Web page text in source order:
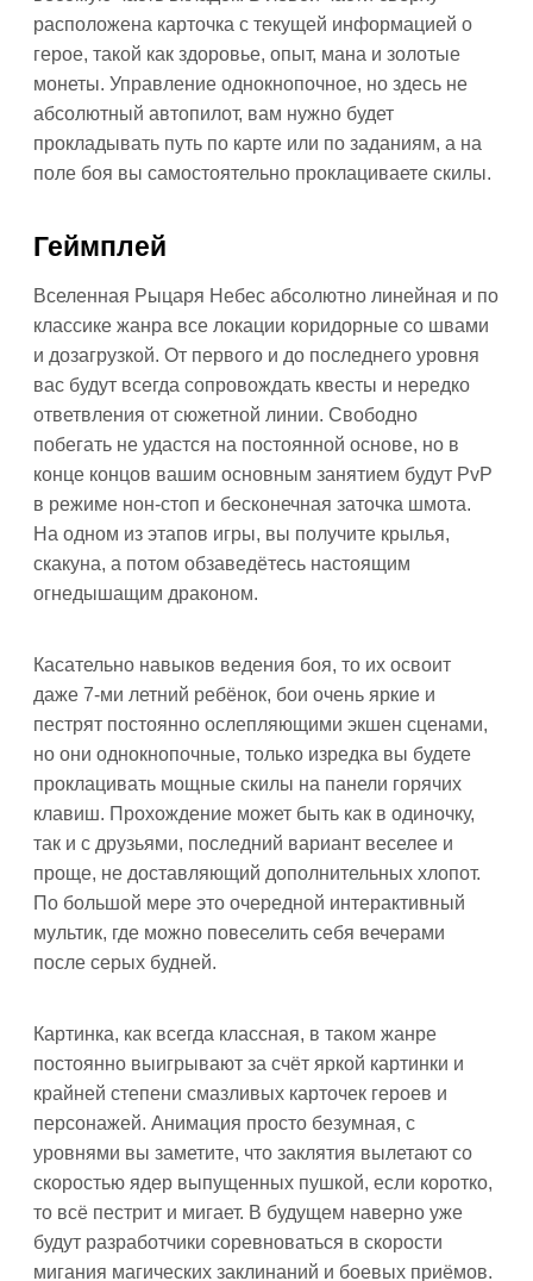
расположена карточка с текущей информацией о
герое, такой как здоровье, опыт, мана и золотые
монеты. Управление однокнопочное, но здесь не
абсолютный автопилот, вам нужно будет
прокладывать путь по карте или по заданиям, а на
поле боя вы самостоятельно проклациваете скилы.
Геймплей
Вселенная Рыцаря Небес абсолютно линейная и по
классике жанра все локации коридорные со швами
и дозагрузкой. От первого и до последнего уровня
вас будут всегда сопровождать квесты и нередко
ответвления от сюжетной линии. Свободно
побегать не удастся на постоянной основе, но в
конце концов вашим основным занятием будут PvP
в режиме нон-стоп и бесконечная заточка шмота.
На одном из этапов игры, вы получите крылья,
скакуна, а потом обзаведётесь настоящим
огнедышащим драконом.
Касательно навыков ведения боя, то их освоит
даже 7-ми летний ребёнок, бои очень яркие и
пестрят постоянно ослепляющими экшен сценами,
но они однокнопочные, только изредка вы будете
проклацивать мощные скилы на панели горячих
клавиш. Прохождение может быть как в одиночку,
так и с друзьями, последний вариант веселее и
проще, не доставляющий дополнительных хлопот.
По большой мере это очередной интерактивный
мультик, где можно повеселить себя вечерами
после серых будней.
Картинка, как всегда классная, в таком жанре
постоянно выигрывают за счёт яркой картинки и
крайней степени смазливых карточек героев и
персонажей. Анимация просто безумная, с
уровнями вы заметите, что заклятия вылетают со
скоростью ядер выпущенных пушкой, если коротко,
то всё пестрит и мигает. В будущем наверно уже
будут разработчики соревноваться в скорости
мигания магических заклинаний и боевых приёмов.